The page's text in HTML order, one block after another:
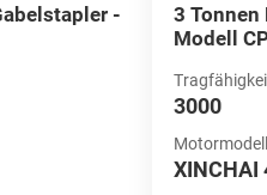
-
3 Tonnen
Modell
3000
Motormodell
XINCHAI